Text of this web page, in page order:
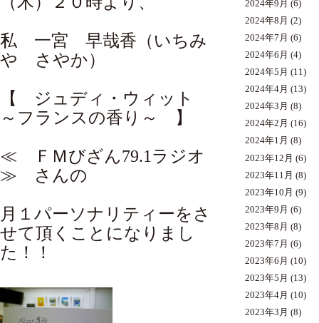
私 一宮 早哉香（いちみ
や さやか）
【 ジュディ・ウィット
～フランスの香り～ 】
≪ ＦＭびざん79.1ラジオ
≫ さんの
月１パーソナリティーをさ
せて頂くことになりまし
た！！
2024年9月 (6)
2024年8月 (2)
2024年7月 (6)
2024年6月 (4)
2024年5月 (11)
2024年4月 (13)
2024年3月 (8)
2024年2月 (16)
2024年1月 (8)
2023年12月 (6)
2023年11月 (8)
2023年10月 (9)
2023年9月 (6)
2023年8月 (8)
2023年7月 (6)
2023年6月 (10)
2023年5月 (13)
2023年4月 (10)
2023年3月 (8)